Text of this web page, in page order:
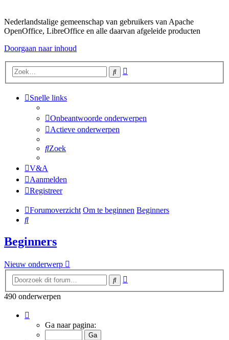
Nederlandstalige gemeenschap van gebruikers van Apache
OpenOffice, LibreOffice en alle daarvan afgeleide producten
Doorgaan naar inhoud
Zoek
Snelle links
Onbeantwoorde onderwerpen
Actieve onderwerpen
Zoek
V&A
Aanmelden
Registreer
Forumoverzicht Om te beginnen Beginners
Zoek
Beginners
Nieuw onderwerp
Zoek
490 onderwerpen
van
Ga naar pagina: